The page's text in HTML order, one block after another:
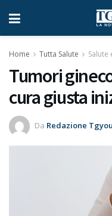
Home Tutta Salute Salute
Tumori
cura giusta
Da Redazione